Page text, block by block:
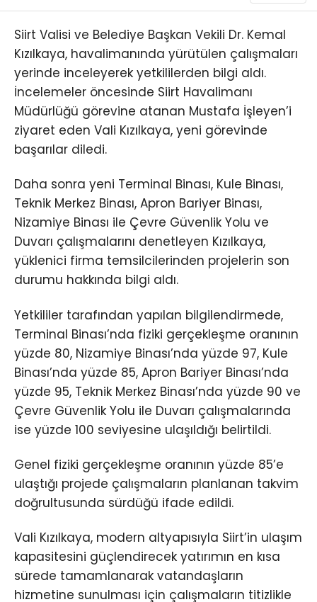
Siirt Valisi ve Belediye Başkan Vekili Dr. Kemal
Kızılkaya, havalimanında yürütülen çalışmaları
yerinde inceleyerek yetkililerden bilgi aldı.
İncelemeler öncesinde Siirt Havalimanı
Müdürlüğü görevine atanan Mustafa İşleyen’i
ziyaret eden Vali Kızılkaya, yeni görevinde
başarılar diledi.
Daha sonra yeni Terminal Binası, Kule Binası,
Teknik Merkez Binası, Apron Bariyer Binası,
Nizamiye Binası ile Çevre Güvenlik Yolu ve
Duvarı çalışmalarını denetleyen Kızılkaya,
yüklenici firma temsilcilerinden projelerin son
durumu hakkında bilgi aldı.
Yetkililer tarafından yapılan bilgilendirmede,
Terminal Binası’nda fiziki gerçekleşme oranının
yüzde 80, Nizamiye Binası’nda yüzde 97, Kule
Binası’nda yüzde 85, Apron Bariyer Binası’nda
yüzde 95, Teknik Merkez Binası’nda yüzde 90 ve
Çevre Güvenlik Yolu ile Duvarı çalışmalarında
ise yüzde 100 seviyesine ulaşıldığı belirtildi.
Genel fiziki gerçekleşme oranının yüzde 85’e
ulaştığı projede çalışmaların planlanan takvim
doğrultusunda sürdüğü ifade edildi.
Vali Kızılkaya, modern altyapısıyla Siirt’in ulaşım
kapasitesini güçlendirecek yatırımın en kısa
sürede tamamlanarak vatandaşların
hizmetine sunulması için çalışmaların titizlikle